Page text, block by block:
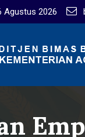
Agustus 2026